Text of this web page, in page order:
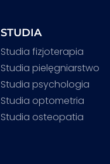
STUDIA
Studia fizjoterapia
Studia pielęgniarstwo
Studia psychologia
Studia optometria
Studia osteopatia